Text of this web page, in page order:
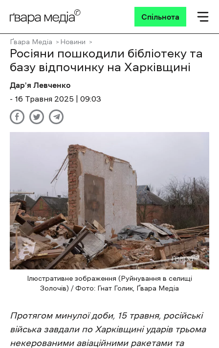
Спільнота
Ґвара Медіа Новини
Росіяни пошкодили бібліотеку та
базу відпочинку на Харківщині
Дар'я Левченко
- 16 Травня 2025 | 09:03
Ілюстративне зображення (Руйнування в селищі
Золочів) / Фото: Гнат Голик, Ґвара Медіа
Протягом минулої доби, 15 травня, російські
війська завдали по Харківщині ударів трьома
некерованими авіаційними ракетами та